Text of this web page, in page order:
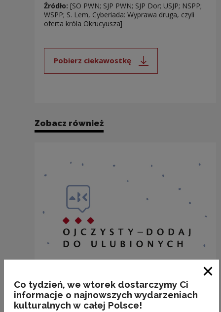
Źródło: [SO PWN; SJP PWN; SJP Dor; USJP; NSPP;
WSPP; S. Lem, Cyberiada: Wyprawa druga, czyli
oferta króla Okrucyusza]
Pobierz ciekawostkę
Uwaga, link zostanie otwarty
Zobacz również
Co tydzień, we wtorek dostarczymy Ci
informacje o najnowszych wydarzeniach
kulturalnych w całej Polsce!